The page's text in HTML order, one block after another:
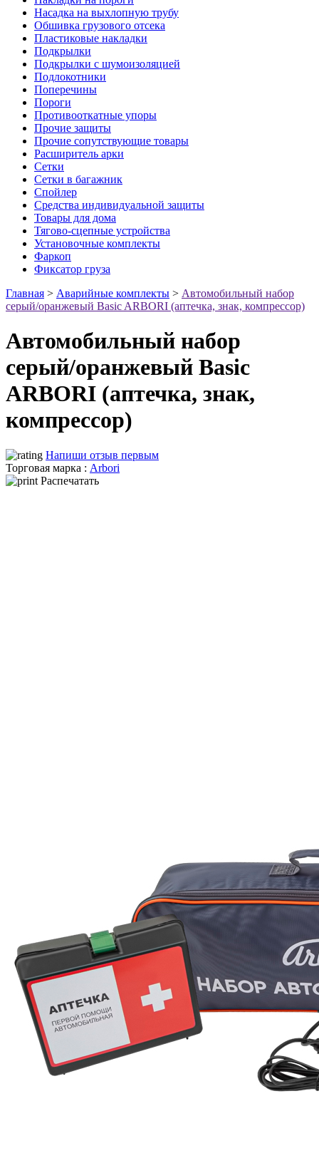
Насадка на выхлопную трубу
Обшивка грузового отсека
Пластиковые накладки
Подкрылки
Подкрылки с шумоизоляцией
Подлокотники
Поперечины
Пороги
Противооткатные упоры
Прочие защиты
Прочие сопутствующие товары
Расширитель арки
Сетки
Сетки в багажник
Спойлер
Средства индивидуальной защиты
Товары для дома
Тягово-сцепные устройства
Установочные комплекты
Фаркоп
Фиксатор груза
Главная > Аварийные комплекты > Автомобильный набор
серый/оранжевый Basic ARBORI (аптечка, знак, компрессор)
Автомобильный набор
серый/оранжевый Basic
ARBORI (аптечка, знак,
компрессор)
Напиши отзыв первым
Торговая марка : Arbori
Распечатать